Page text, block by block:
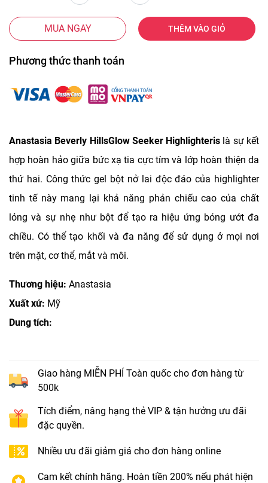
MUA NGAY THÊM VÀO GIỎ
Phương thức thanh toán
Anastasia Beverly HillsGlow Seeker Highlighteris là sự kết
hợp hoàn hảo giữa bức xạ tia cực tím và lớp hoàn thiện da
thứ hai. Công thức gel bột nở lai độc đáo của highlighter
tinh tế này mang lại khả năng phản chiếu cao của chất
lỏng và sự nhẹ như bột để tạo ra hiệu ứng bóng ướt đa
chiều. Có thể tạo khối và đa năng để sử dụng ở mọi nơi
trên mặt, cơ thể, mắt và môi.
Thương hiệu: Anastasia
Xuất xứ: Mỹ
Dung tích:
Giao hàng MIỄN PHÍ Toàn quốc cho đơn hàng từ
500k
Tích điểm, nâng hạng thẻ VIP & tận hưởng ưu đãi
đặc quyền.
Nhiều ưu đãi giảm giá cho đơn hàng online
Cam kết chính hãng. Hoàn tiền 200% nếu phát hiện